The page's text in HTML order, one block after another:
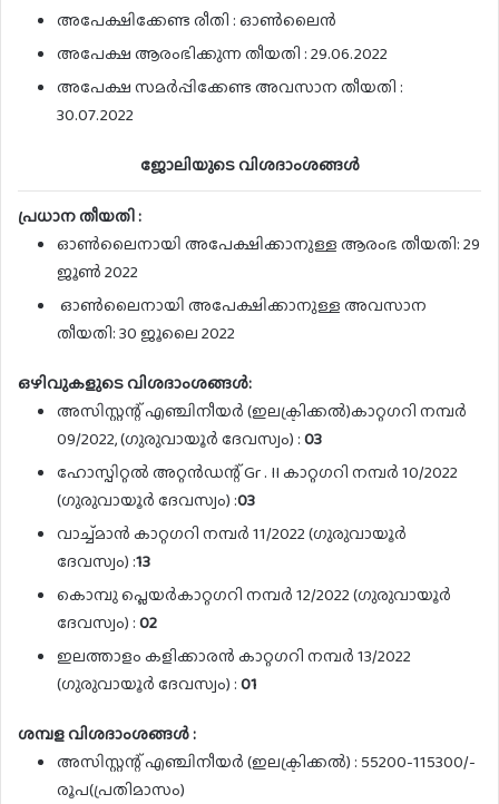
അപേക്ഷിക്കേണ്ട രീതി : ഓൺലൈൻ
അപേക്ഷ ആരംഭിക്കുന്ന തീയതി : 29.06.2022
അപേക്ഷ സമർപ്പിക്കേണ്ട അവസാന തീയതി :
30.07.2022
ജോലിയുടെ വിശദാംശങ്ങൾ
പ്രധാന തീയതി :
ഓൺലൈനായി അപേക്ഷിക്കാനുള്ള ആരംഭ തീയതി: 29
ജൂൺ 2022
ഓൺലൈനായി അപേക്ഷിക്കാനുള്ള അവസാന
തീയതി: 30 ജൂലൈ 2022
ഒഴിവുകളുടെ വിശദാംശങ്ങൾ:
അസിസ്റ്റന്റ് എഞ്ചിനീയർ (ഇലക്ട്രിക്കൽ)കാറ്റഗറി നമ്പർ
09/2022, (ഗുരുവായൂർ ദേവസ്വം) :03
ഹോസ്പിറ്റൽ അറ്റൻഡന്റ് Gr . II കാറ്റഗറി നമ്പർ 10/2022
(ഗുരുവായൂർ ദേവസ്വം) :03
വാച്ച്മാൻ കാറ്റഗറി നമ്പർ 11/2022 (ഗുരുവായൂർ
ദേവസ്വം) :13
കൊമ്പു പ്ലെയർകാറ്റഗറി നമ്പർ 12/2022 (ഗുരുവായൂർ
ദേവസ്വം) :02
ഇലത്താളം കളിക്കാരൻ കാറ്റഗറി നമ്പർ 13/2022
(ഗുരുവായൂർ ദേവസ്വം) :01
ശമ്പള വിശദാംശങ്ങൾ :
അസിസ്റ്റന്റ് എഞ്ചിനീയർ (ഇലക്ട്രിക്കൽ) : 55200-115300/-
രൂപ(പ്രതിമാസം)